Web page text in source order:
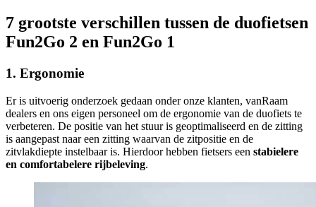
7 grootste verschillen tussen de duofietsen
Fun2Go 2 en Fun2Go 1
1. Ergonomie
Er is uitvoerig onderzoek gedaan onder onze klanten, vanRaam
dealers en ons eigen personeel om de ergonomie van de duofiets te
verbeteren. De positie van het stuur is geoptimaliseerd en de zitting
is aangepast naar een zitting waarvan de zitpositie en de
zitvlakdiepte instelbaar is. Hierdoor hebben fietsers een stabielere
en comfortabelere rijbeleving.